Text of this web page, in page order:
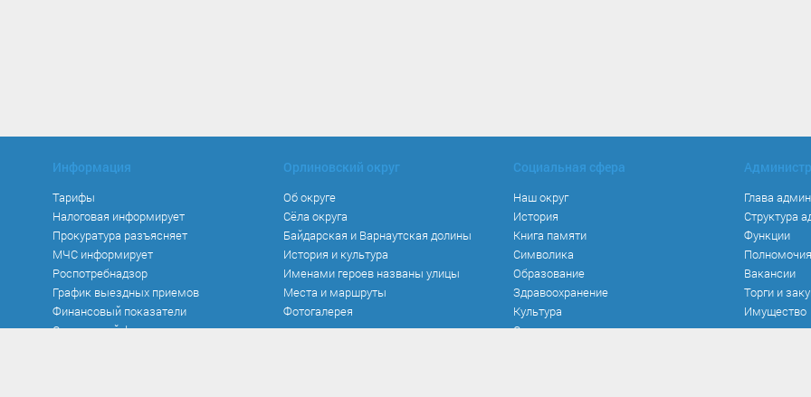
Информация
Тарифы
Налоговая информирует
Прокуратура разъясняет
МЧС информирует
Роспотребнадзор
График выездных приемов
Финансовый показатели
Социальный фонд
Орлиновский округ
Об округе
Сёла округа
Байдарская и Варнаутская долины
История и культура
Именами героев названы улицы
Места и маршруты
Фотогалерея
Социальная сфера
Наш округ
История
Книга памяти
Символика
Образование
Здравоохранение
Культура
Спорт
Глава
Структура
Функции
Полномочия
Вакансии
Торги и
Имущество